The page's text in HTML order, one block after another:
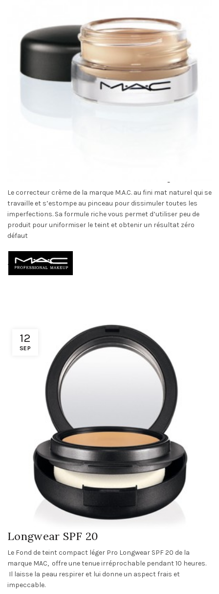
Le correcteur crème de la marque M.A.C. au fini mat naturel qui se
travaille et s’estompe au pinceau pour dissimuler toutes les
imperfections. Sa formule riche vous permet d’utiliser peu de
produit pour uniformiser le teint et obtenir un résultat zéro
défaut
.
12
SEP
M.A.C : Fond de Teint Crème Pro
Longwear SPF 20
Le Fond de teint compact léger Pro Longwear SPF 20 de la
marque MAC, offre une tenue irréprochable pendant 10 heures.
Il laisse la peau respirer et lui donne un aspect frais et
impeccable.